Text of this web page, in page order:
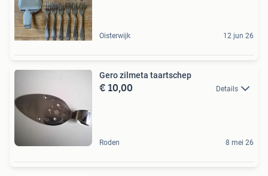
Oisterwijk 12 jun 26
Gero zilmeta taartschep
€ 10,00 Details
Roden 8 mei 26